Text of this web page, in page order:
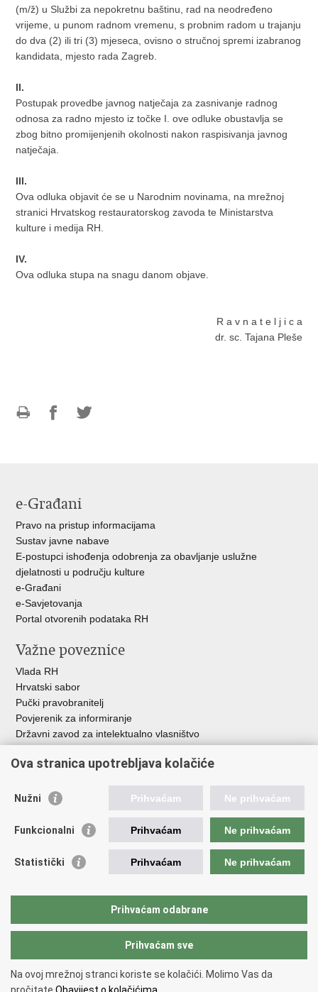
(m/ž) u Službi za nepokretnu baštinu, rad na neodređeno
vrijeme, u punom radnom vremenu, s probnim radom u trajanju
do dva (2) ili tri (3) mjeseca, ovisno o stručnoj spremi izabranog
kandidata, mjesto rada Zagreb.
II.
Postupak provedbe javnog natječaja za zasnivanje radnog
odnosa za radno mjesto iz točke I. ove odluke obustavlja se
zbog bitno promijenjenih okolnosti nakon raspisivanja javnog
natječaja.
III.
Ova odluka objavit će se u Narodnim novinama, na mrežnoj
stranici Hrvatskog restauratorskog zavoda te Ministarstva
kulture i medija RH.
IV.
Ova odluka stupa na snagu danom objave.
R a v n a t e l j i c a
dr. sc. Tajana Pleše
e-Građani
Pravo na pristup informacijama
Sustav javne nabave
E-postupci ishođenja odobrenja za obavljanje uslužne
djelatnosti u području kulture
e-Građani
e-Savjetovanja
Portal otvorenih podataka RH
Važne poveznice
Vlada RH
Hrvatski sabor
Pučki pravobranitelj
Povjerenik za informiranje
Državni zavod za intelektualno vlasništvo
HAKOM
Ostale poveznice
Hrvatski audiovizualni centar
Creative Europe
EU National Institutes for Culture
Međunarodni centar za podvodnu arheologiju u Zadru (MCPA)
Copyright © 2026 Ministarstvo kulture i medija.
Ova stranica upotrebljava kolačiće
Nužni Prihvaćam Ne prihvaćam
Funkcionalni Prihvaćam Ne prihvaćam
Statistički Prihvaćam Ne prihvaćam
Prihvaćam odabrane
Prihvaćam sve
Na ovoj mrežnoj stranci koriste se kolačići. Molimo Vas da